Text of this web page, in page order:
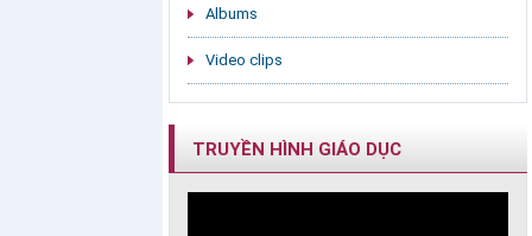
Albums
Video clips
TRUYỀN HÌNH GIÁO DỤC